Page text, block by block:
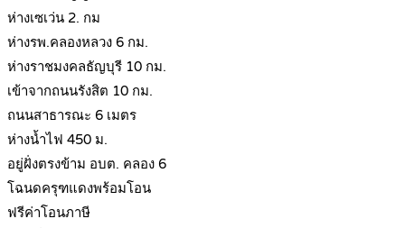
ห่างเซเว่น 2. กม
ห่างรพ.คลองหลวง 6 กม.
ห่างราชมงคลธัญบุรี 10 กม.
เข้าจากถนนรังสิต 10 กม.
ถนนสาธารณะ 6 เมตร
ห่างน้ำไฟ 450 ม.
อยู่ฝั่งตรงข้าม อบต. คลอง 6
โฉนดครุฑแดงพร้อมโอน
ฟรีค่าโอนภาษี